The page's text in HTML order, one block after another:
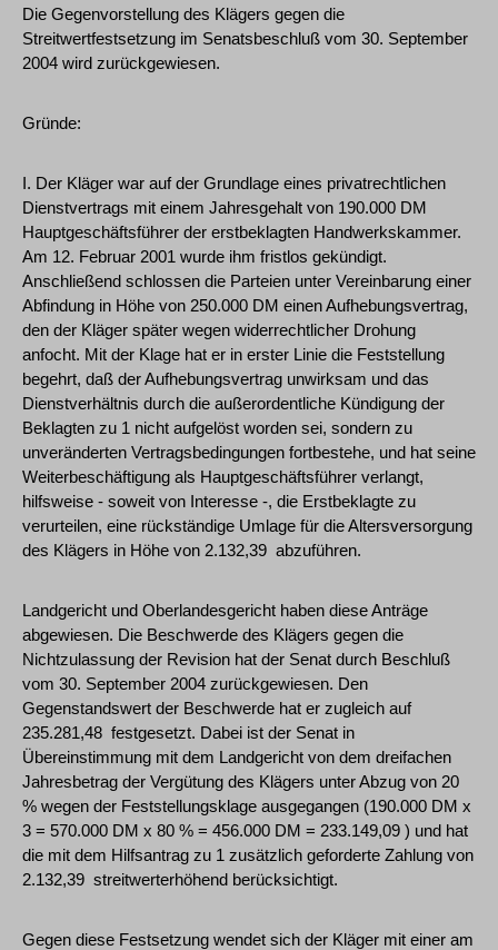
Die Gegenvorstellung des Klägers gegen die
Streitwertfestsetzung im Senatsbeschluß vom 30. September
2004 wird zurückgewiesen.
Gründe:
I. Der Kläger war auf der Grundlage eines privatrechtlichen
Dienstvertrags mit einem Jahresgehalt von 190.000 DM
Hauptgeschäftsführer der erstbeklagten Handwerkskammer.
Am 12. Februar 2001 wurde ihm fristlos gekündigt.
Anschließend schlossen die Parteien unter Vereinbarung einer
Abfindung in Höhe von 250.000 DM einen Aufhebungsvertrag,
den der Kläger später wegen widerrechtlicher Drohung
anfocht. Mit der Klage hat er in erster Linie die Feststellung
begehrt, daß der Aufhebungsvertrag unwirksam und das
Dienstverhältnis durch die außerordentliche Kündigung der
Beklagten zu 1 nicht aufgelöst worden sei, sondern zu
unveränderten Vertragsbedingungen fortbestehe, und hat seine
Weiterbeschäftigung als Hauptgeschäftsführer verlangt,
hilfsweise - soweit von Interesse -, die Erstbeklagte zu
verurteilen, eine rückständige Umlage für die Altersversorgung
des Klägers in Höhe von 2.132,39  abzuführen.
Landgericht und Oberlandesgericht haben diese Anträge
abgewiesen. Die Beschwerde des Klägers gegen die
Nichtzulassung der Revision hat der Senat durch Beschluß
vom 30. September 2004 zurückgewiesen. Den
Gegenstandswert der Beschwerde hat er zugleich auf
235.281,48  festgesetzt. Dabei ist der Senat in
Übereinstimmung mit dem Landgericht von dem dreifachen
Jahresbetrag der Vergütung des Klägers unter Abzug von 20
% wegen der Feststellungsklage ausgegangen (190.000 DM x
3 = 570.000 DM x 80 % = 456.000 DM = 233.149,09 ) und hat
die mit dem Hilfsantrag zu 1 zusätzlich geforderte Zahlung von
2.132,39  streitwerterhöhend berücksichtigt.
Gegen diese Festsetzung wendet sich der Kläger mit einer am